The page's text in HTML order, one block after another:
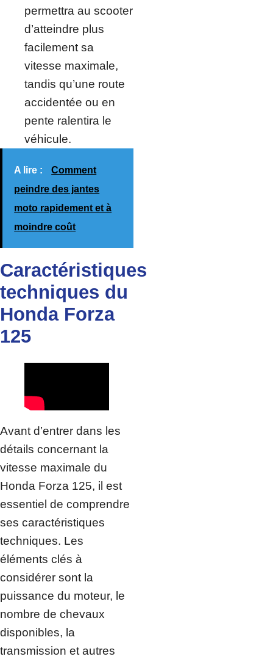
permettra au scooter
d’atteindre plus
facilement sa
vitesse maximale,
tandis qu’une route
accidentée ou en
pente ralentira le
véhicule.
A lire :
Comment
peindre des jantes
moto rapidement et à
moindre coût
Caractéristiques
techniques du
Honda Forza
125
Avant d’entrer dans les
détails concernant la
vitesse maximale du
Honda Forza 125, il est
essentiel de comprendre
ses caractéristiques
techniques. Les
éléments clés à
considérer sont la
puissance du moteur, le
nombre de chevaux
disponibles, la
transmission et autres